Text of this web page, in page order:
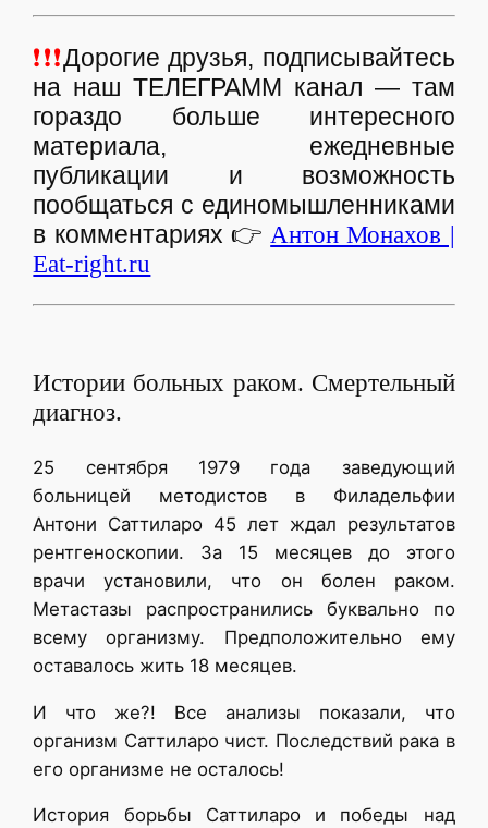
❗❗❗Дорогие друзья, подписывайтесь
на наш ТЕЛЕГРАММ канал — там
гораздо больше интересного
материала, ежедневные
публикации и возможность
пообщаться с единомышленниками
в комментариях 👉 Антон Монахов |
Eat-right.ru
Истории больных раком. Смертельный
диагноз.
25 сентября 1979 года заведующий
больницей методистов в Филадельфии
Антони Саттиларо 45 лет ждал результатов
рентгеноскопии. За 15 месяцев до этого
врачи установили, что он болен раком.
Метастазы распространились буквально по
всему организму. Предположительно ему
оставалось жить 18 месяцев.
И что же?! Все анализы показали, что
организм Саттиларо чист. Последствий рака в
его организме не осталось!
История борьбы Саттиларо и победы над